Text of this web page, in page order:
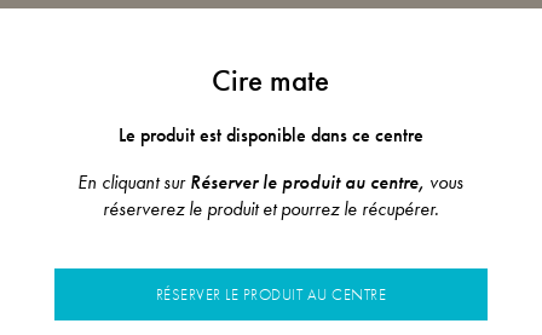
Cire mate
Le produit est disponible dans ce centre
En cliquant sur Réserver le produit au centre, vous
réserverez le produit et pourrez le récupérer.
RÉSERVER LE PRODUIT AU CENTRE